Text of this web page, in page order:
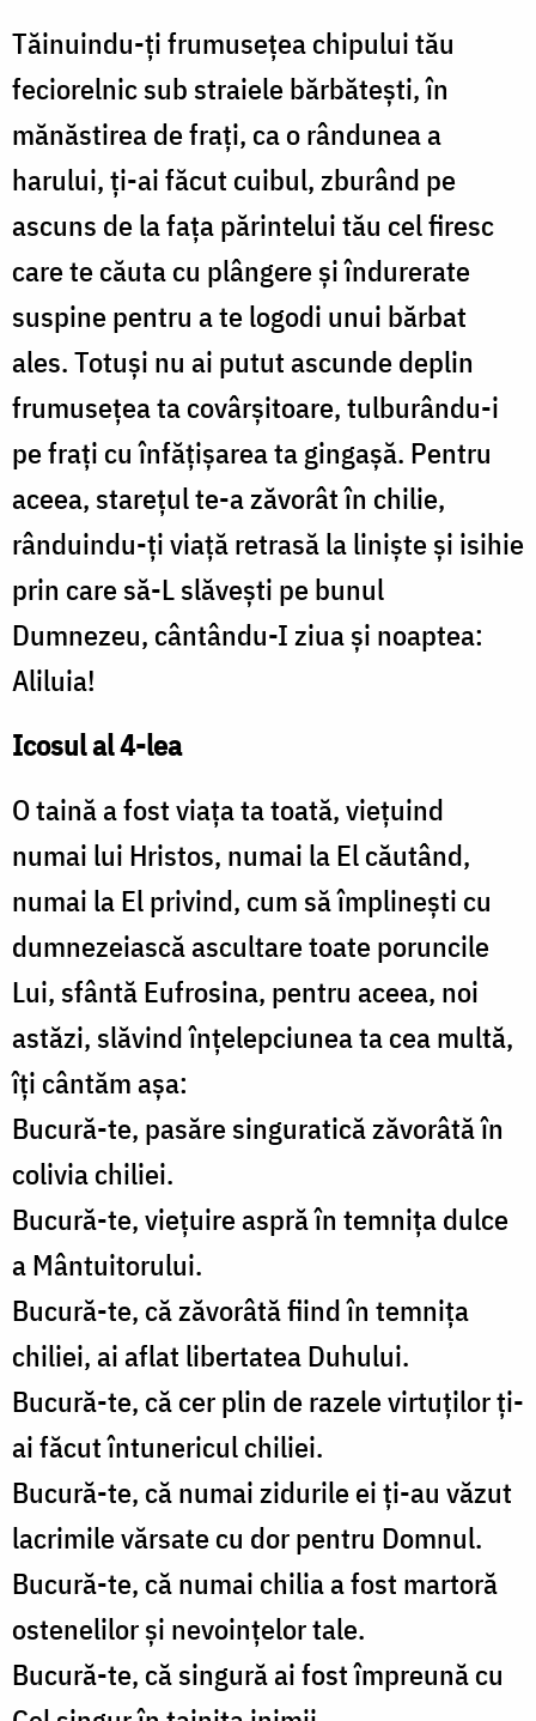
Tăinuindu-ți frumusețea chipului tău
feciorelnic sub straiele bărbătești, în
mănăstirea de frați, ca o rândunea a
harului, ți-ai făcut cuibul, zburând pe
ascuns de la fața părintelui tău cel firesc
care te căuta cu plângere și îndurerate
suspine pentru a te logodi unui bărbat
ales. Totuși nu ai putut ascunde deplin
frumusețea ta covârșitoare, tulburându-i
pe frați cu înfățișarea ta gingașă. Pentru
aceea, starețul te-a zăvorât în chilie,
rânduindu-ți viață retrasă la liniște și isihie
prin care să-L slăvești pe bunul
Dumnezeu, cântându-I ziua și noaptea:
Aliluia!
Icosul al 4-lea
O taină a fost viața ta toată, viețuind
numai lui Hristos, numai la El căutând,
numai la El privind, cum să împlinești cu
dumnezeiască ascultare toate poruncile
Lui, sfântă Eufrosina, pentru aceea, noi
astăzi, slăvind înțelepciunea ta cea multă,
îți cântăm așa:
Bucură-te, pasăre singuratică zăvorâtă în
colivia chiliei.
Bucură-te, viețuire aspră în temnița dulce
a Mântuitorului.
Bucură-te, că zăvorâtă fiind în temnița
chiliei, ai aflat libertatea Duhului.
Bucură-te, că cer plin de razele virtuților ți-
ai făcut întunericul chiliei.
Bucură-te, că numai zidurile ei ți-au văzut
lacrimile vărsate cu dor pentru Domnul.
Bucură-te, că numai chilia a fost martoră
ostenelilor și nevoințelor tale.
Bucură-te, că singură ai fost împreună cu